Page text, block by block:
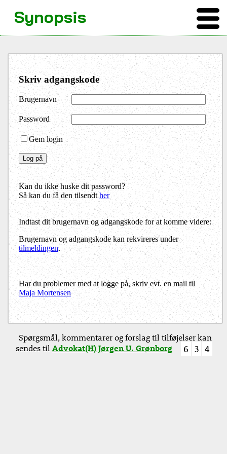
Skriv adgangskode
Brugernavn
Password
Gem login
Kan du ikke huske dit password?
Så kan du få den tilsendther
Indtast dit brugernavn og adgangskode for at komme videre:
Brugernavn og adgangskode kan rekvireres under
tilmeldingen.
Har du problemer med at logge på, skriv evt. en mail til
Maja Mortensen
Synopsis
Spørgsmål, kommentarer og forslag til tilføjelser kan
sendes tilAdvokat(H) Jørgen U. Grønborg 6 3 4